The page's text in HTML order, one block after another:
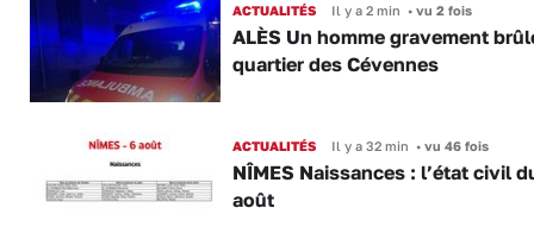
ACTUALITÉS Il y a 2 min •vu 2 fois
ALÈS Un homme gravement
quartier des Cévennes
ACTUALITÉS Il y a 32 min •vu 46 fois
NÎMES Naissances : l’état civil
août